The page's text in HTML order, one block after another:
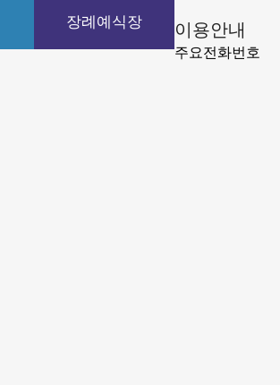
장례예식장 이용안내
주요전화번호